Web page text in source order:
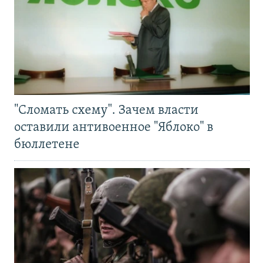
"Сломать схему". Зачем власти
оставили антивоенное "Яблоко" в
бюллетене